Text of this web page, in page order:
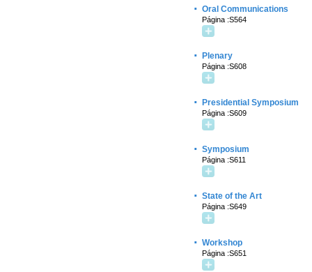
· Oral Communications
Página :S564
· Plenary
Página :S608
· Presidential Symposium
Página :S609
· Symposium
Página :S611
· State of the Art
Página :S649
· Workshop
Página :S651